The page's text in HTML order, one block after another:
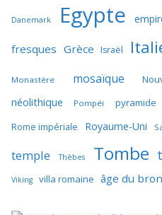
Danemark Egypte
fresques Grèce Israël
Monastère mosaïque
néolithique Pompéi pyramide
Rome impériale Royaume-Uni
temple Thèbes Tombe
Viking villa romaine âge du